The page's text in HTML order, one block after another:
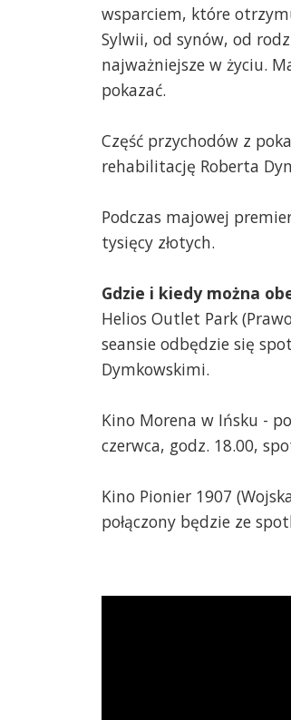
wsparciem, które
Sylwii, od synów, od
najważniejsze w życiu.
pokazać.
Część przychodów z
rehabilitację Roberta
Podczas majowej
tysięcy złotych.
Gdzie i kiedy można
Helios Outlet Park
seansie odbędzie się
Dymkowskimi.
Kino Morena w Ińsku -
czerwca, godz. 18.00,
Kino Pionier 1907
połączony będzie ze